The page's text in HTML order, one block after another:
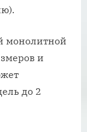
монолитной
и
до 2